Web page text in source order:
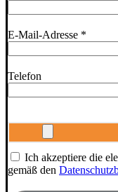
E-Mail-Adresse *
Telefon
Ich akzeptiere die
gemäß den